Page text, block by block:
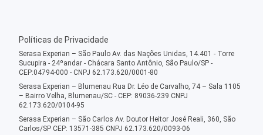
Políticas de Privacidade
Serasa Experian – São Paulo Av. das Nações Unidas, 14.401 - Torre
Sucupira - 24ºandar - Chácara Santo Antônio, São Paulo/SP -
CEP:04794-000 - CNPJ 62.173.620/0001-80
Serasa Experian – Blumenau Rua Dr. Léo de Carvalho, 74 – Sala 1105
– Bairro Velha, Blumenau/SC - CEP: 89036-239 CNPJ
62.173.620/0104-95
Serasa Experian – São Carlos Av. Doutor Heitor José Reali, 360, São
Carlos/SP CEP: 13571-385 CNPJ 62.173.620/0093-06